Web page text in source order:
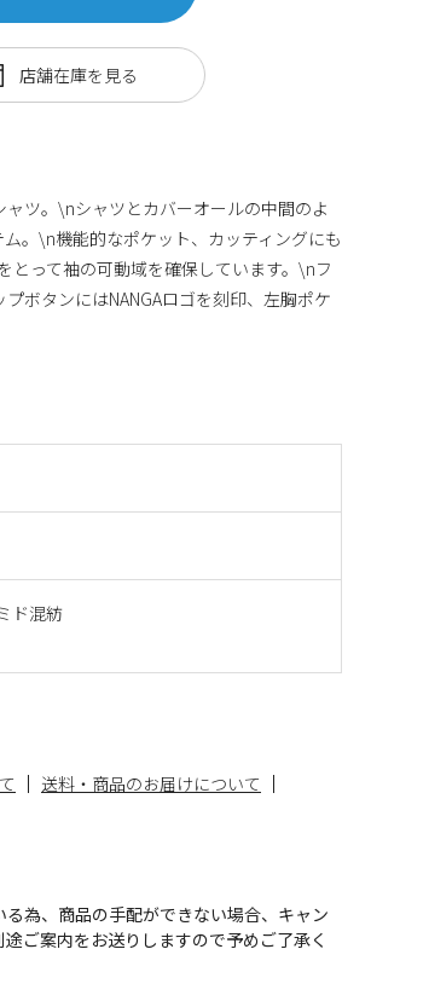
ド混紡
ツ。\nシャツとカバーオールの中間のよ
。\n機能的なポケット、カッティングにも
とって袖の可動域を確保しています。\nフ
ボタンにはNANGAロゴを刻印、左胸ポケ
送料・商品のお届けについて
為、商品の手配ができない場合、キャン
ご案内をお送りしますので予めご了承く